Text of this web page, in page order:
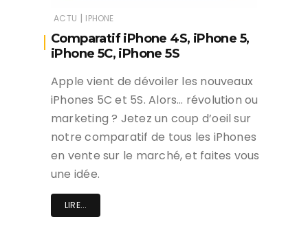
ACTU | IPHONE
Comparatif iPhone 4S, iPhone 5,
iPhone 5C, iPhone 5S
Apple vient de dévoiler les nouveaux
iPhones 5C et 5S. Alors… révolution ou
marketing ? Jetez un coup d’oeil sur
notre comparatif de tous les iPhones
en vente sur le marché, et faites vous
une idée.
LIRE...